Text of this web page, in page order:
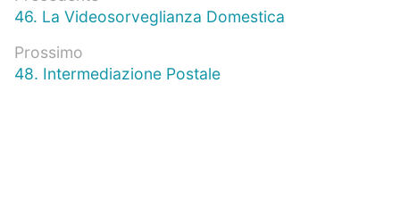
articoli
Articolo
46. La Videosorveglianza Domestica
Prossimo
Prossimo
48. Intermediazione Postale